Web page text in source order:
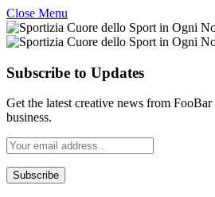
Close Menu
Subscribe to Updates
Get the latest creative news from
business.